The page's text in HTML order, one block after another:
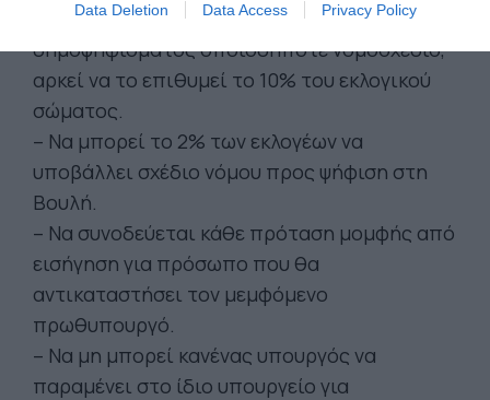
Data Deletion Data Access Privacy Policy
– Να τίθεται στη δοκιμασία του
δημοψηφίσματος οποιοδήποτε νομοσχέδιο,
αρκεί να το επιθυμεί το 10% του εκλογικού
σώματος.
– Να μπορεί το 2% των εκλογέων να
υποβάλλει σχέδιο νόμου προς ψήφιση στη
Βουλή.
– Να συνοδεύεται κάθε πρόταση μομφής από
εισήγηση για πρόσωπο που θα
αντικαταστήσει τον μεμφόμενο
πρωθυπουργό.
– Να μη μπορεί κανένας υπουργός να
παραμένει στο ίδιο υπουργείο για